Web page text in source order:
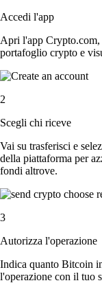
Accedi l'app
Apri l'app Crypto.com,
portafoglio crypto e
2
Scegli chi riceve
Vai su trasferisci e
della piattaforma per
fondi altrove.
3
Autorizza l'operazione
Indica quanto Bitcoin
l'operazione con il tuo